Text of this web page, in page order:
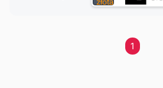
1